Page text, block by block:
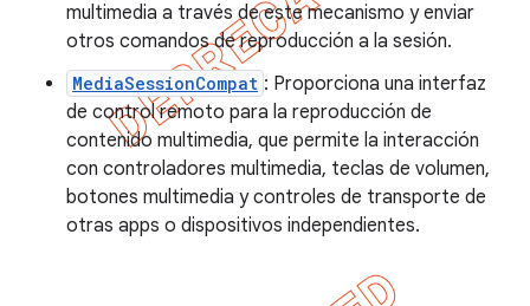
multimedia a través de este mecanismo y enviar
otros comandos de reproducción a la sesión.
MediaSessionCompat : Proporciona una interfaz
de control remoto para la reproducción de
contenido multimedia, que permite la interacción
con controladores multimedia, teclas de volumen,
botones multimedia y controles de transporte de
otras apps o dispositivos independientes.